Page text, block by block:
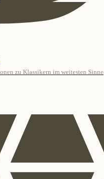
zu Klassikern im weitesten Sinne